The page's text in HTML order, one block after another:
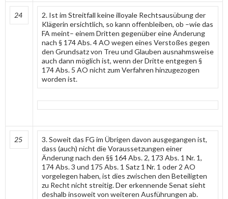
24
2. Ist im Streitfall keine illoyale Rechtsausübung der
Klägerin ersichtlich, so kann offenbleiben, ob –wie das
FA meint– einem Dritten gegenüber eine Änderung
nach § 174 Abs. 4 AO wegen eines Verstoßes gegen
den Grundsatz von Treu und Glauben ausnahmsweise
auch dann möglich ist, wenn der Dritte entgegen §
174 Abs. 5 AO nicht zum Verfahren hinzugezogen
worden ist.
25
3. Soweit das FG im Übrigen davon ausgegangen ist,
dass (auch) nicht die Voraussetzungen einer
Änderung nach den §§ 164 Abs. 2, 173 Abs. 1 Nr. 1,
174 Abs. 3 und 175 Abs. 1 Satz 1 Nr. 1 oder 2 AO
vorgelegen haben, ist dies zwischen den Beteiligten
zu Recht nicht streitig. Der erkennende Senat sieht
deshalb insoweit von weiteren Ausführungen ab.